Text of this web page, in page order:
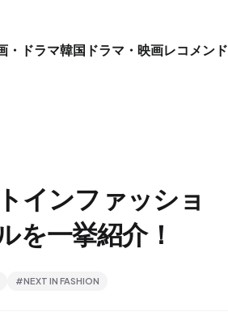
・ドラマ韓国ドラマ・映画レコメンド
インファッショ
を一挙紹介！
#NEXT IN FASHION